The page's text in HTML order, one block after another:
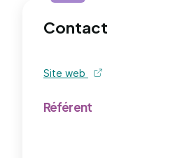
Contact
Site web de l'organisme -
Référent